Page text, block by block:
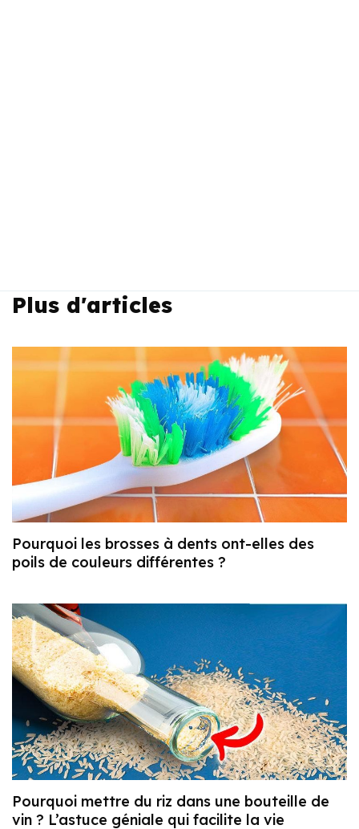
Plus d'articles
Pourquoi les brosses à dents ont-elles des
poils de couleurs différentes ?
Pourquoi mettre du riz dans une bouteille de
vin ? L’astuce géniale qui facilite la vie